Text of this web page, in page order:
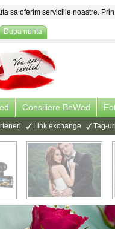
sa oferim serviciile noastre.
Dupa nunta
Consiliere BeWed
Link exchange Tag-